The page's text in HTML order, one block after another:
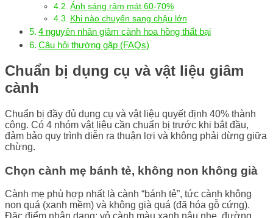
Ánh sáng râm mát 60-70%
Khi nào chuyển sang chậu lớn
4 nguyên nhân giâm cành hoa hồng thất bại
Câu hỏi thường gặp (FAQs)
Chuẩn bị dụng cụ và vật liệu giâm
cành
Chuẩn bị đầy đủ dụng cụ và vật liệu quyết định 40% thành
công. Có 4 nhóm vật liệu cần chuẩn bị trước khi bắt đầu,
đảm bảo quy trình diễn ra thuận lợi và không phải dừng giữa
chừng.
Chọn cành mẹ bánh tẻ, không non không già
Cành mẹ phù hợp nhất là cành “bánh tẻ”, tức cành không
non quá (xanh mềm) và không già quá (đã hóa gỗ cứng).